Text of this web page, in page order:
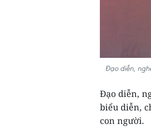
Đạo diễn,
Đạo diễn,
biểu diễn,
con người.